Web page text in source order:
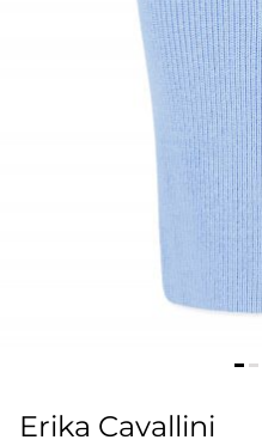
Erika Cavallini